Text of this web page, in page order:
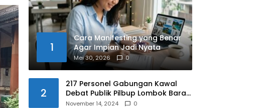
1
Cara Manifesting yang Benar
Agar Impian Jadi Nyata
Mei 30, 2026 0
2
217 Personel Gabungan Kawal
Debat Publik Pilbup Lombok Barat
2024
November 14, 2024 0